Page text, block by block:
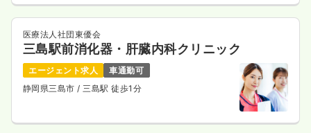
医療法人社団東優会
三島駅前消化器・肝臓内科クリニック
エージェント求人
車通勤可
静岡県三島市 / 三島駅 徒歩1分